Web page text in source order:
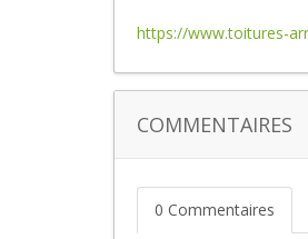
https://www.toitures-
COMMENTAIRES
0 Commentaires